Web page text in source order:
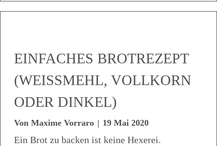
EINFACHES BROTREZEPT
(WEISSMEHL, VOLLKORN
ODER DINKEL)
Von Maxime Vorraro | 19 Mai 2020
Ein Brot zu backen ist keine Hexerei.